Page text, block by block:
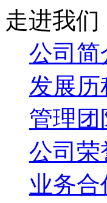
走进我们
公司简
发展历
管理团
公司荣
业务合